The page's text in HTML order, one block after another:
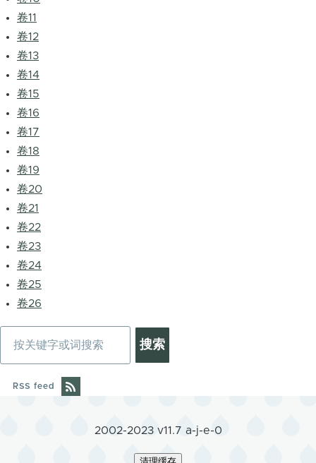
卷11
卷12
卷13
卷14
卷15
卷16
卷17
卷18
卷19
卷20
卷21
卷22
卷23
卷24
卷25
卷26
RSS feed
2002-2023 v11.7 a-j-e-0